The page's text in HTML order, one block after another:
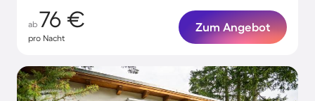
ab 76 €
pro Nacht
Zum Angebot